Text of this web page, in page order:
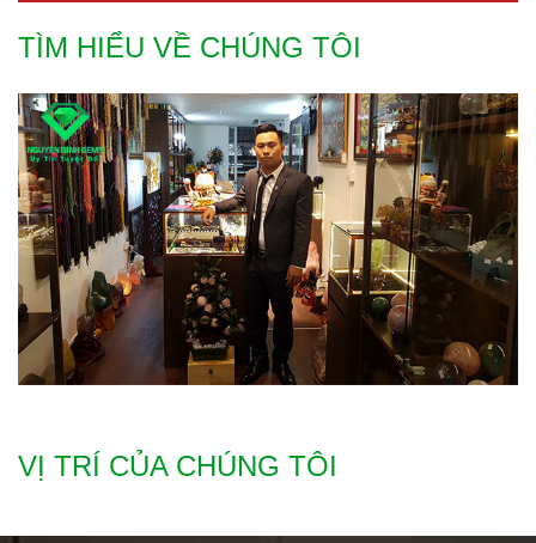
TÌM HIỂU VỀ CHÚNG TÔI
VỊ TRÍ CỦA CHÚNG TÔI